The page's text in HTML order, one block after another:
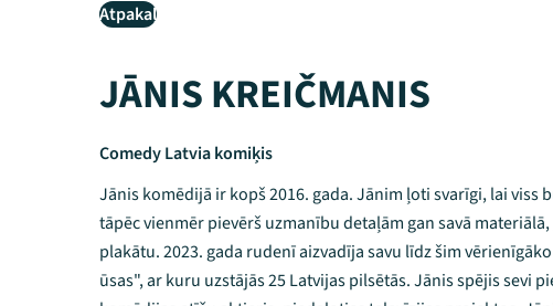
Atpakaļ
JĀNIS KREIČMANIS
Comedy Latvia komiķis
Jānis komēdijā ir kopš 2016. gada. Jānim ļoti svarīgi, lai viss
tāpēc vienmēr pievērš uzmanību detaļām gan savā
plakātu. 2023. gada rudenī aizvadīja savu līdz šim
ūsas", ar kuru uzstājās 25 Latvijas pilsētās. Jānis spējis sevi